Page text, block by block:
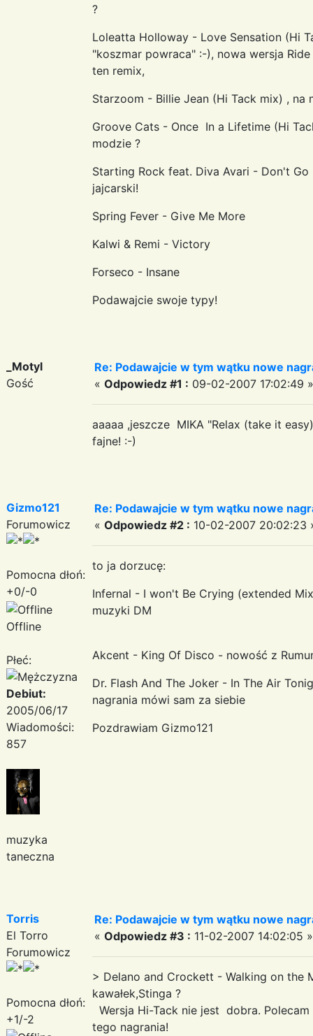
?
Loleatta Holloway - Love Sensation (Hi
"koszmar powraca" :-), nowa wersja
ten remix,
Starzoom - Billie Jean (Hi Tack mix) , na
Groove Cats - Once In a Lifetime (Hi
modzie ?
Starting Rock feat. Diva Avari - Don't
jajcarski!
Spring Fever - Give Me More
Kalwi & Remi - Victory
Forseco - Insane
Podawajcie swoje typy!
_Motyl
Gość
Re: Podawajcie w tym wątku nowe
« Odpowiedz #1 : 09-02-2007 17:02:49 »
aaaaa ,jeszcze MIKA "Relax (take it
fajne! :-)
Gizmo121
Forumowicz
Pomocna dłoń:
+0/-0
Offline
Płeć:
Debiut:
2005/06/17
Wiadomości:
857
muzyka
taneczna
Re: Podawajcie w tym wątku nowe
« Odpowiedz #2 : 10-02-2007 20:02:23
to ja dorzucę:
Infernal - I won't Be Crying (extended
muzyki DM
Akcent - King Of Disco - nowość z
Dr. Flash And The Joker - In The Air
nagrania mówi sam za siebie
Pozdrawiam Gizmo121
Torris
El Torro
Forumowicz
Pomocna dłoń:
+1/-2
Re: Podawajcie w tym wątku nowe
« Odpowiedz #3 : 11-02-2007 14:02:05 »
> Delano and Crockett - Walking on the
kawałek,Stinga ?
Wersja Hi-Tack nie jest dobra.
tego nagrania!